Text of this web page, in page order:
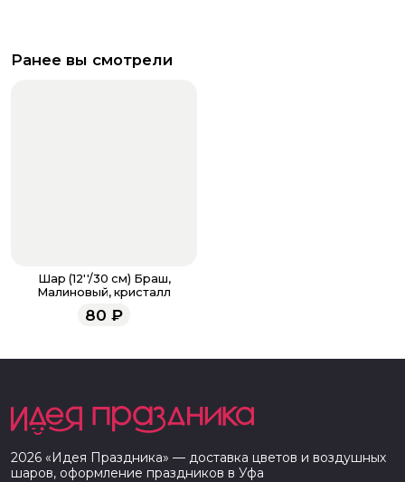
Ранее вы смотрели
Шар (12''/30 см) Браш,
Малиновый, кристалл
80 ₽
2026 «Идея Праздника» — доставка цветов и воздушных
шаров, оформление праздников в Уфа